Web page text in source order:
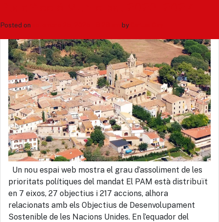
Cerca
Posted on by
Un nou espai web mostra el grau d’assoliment de les
prioritats polítiques del mandat El PAM està distribuït
en 7 eixos, 27 objectius i 217 accions, alhora
relacionats amb els Objectius de Desenvolupament
Sostenible de les Nacions Unides. En l’equador del